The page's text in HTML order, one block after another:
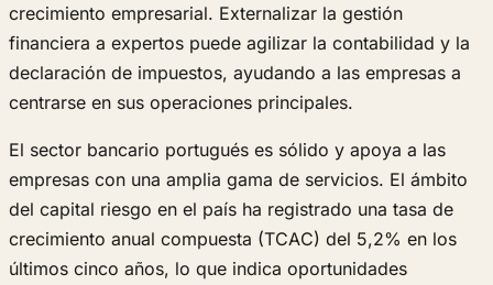
crecimiento empresarial. Externalizar la gestión
financiera a expertos puede agilizar la contabilidad y la
declaración de impuestos, ayudando a las empresas a
centrarse en sus operaciones principales.
El sector bancario portugués es sólido y apoya a las
empresas con una amplia gama de servicios. El ámbito
del capital riesgo en el país ha registrado una tasa de
crecimiento anual compuesta (TCAC) del 5,2% en los
últimos cinco años, lo que indica oportunidades